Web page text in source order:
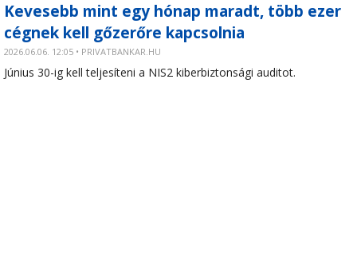
Kevesebb mint egy hónap maradt, több ezer
cégnek kell gőzerőre kapcsolnia
2026.06.06. 12:05 • PRIVATBANKAR.HU
Június 30-ig kell teljesíteni a NIS2 kiberbiztonsági auditot.